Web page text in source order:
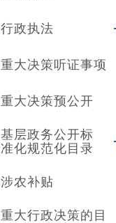
行政执法
重大决策听证事项
重大决策预公开
基层政务公开标
准化规范化目录
涉农补贴
重大行政决策的目